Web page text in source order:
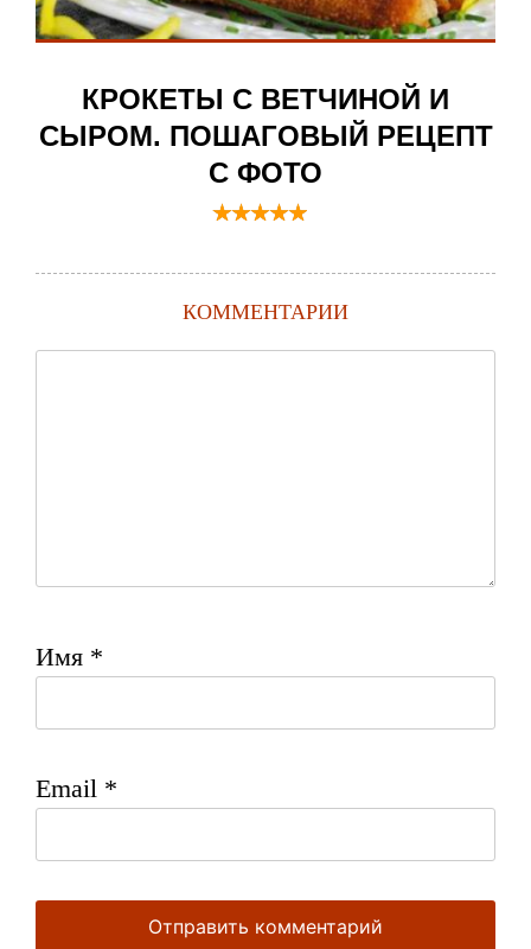
КРОКЕТЫ С ВЕТЧИНОЙ И
СЫРОМ. ПОШАГОВЫЙ РЕЦЕПТ
С ФОТО
КОММЕНТАРИИ
Имя *
Email *